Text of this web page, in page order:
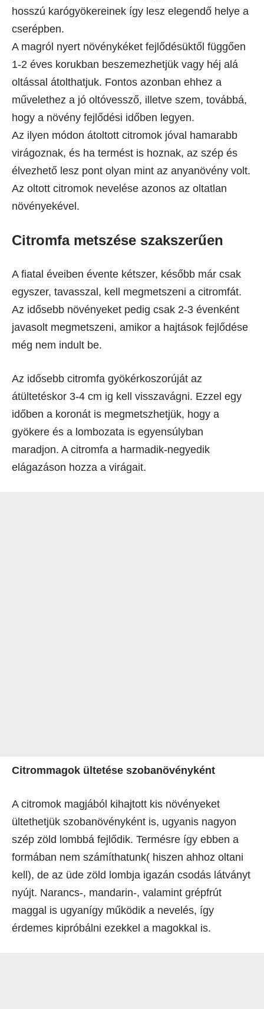
hosszú karógyökereinek így lesz elegendő helye a
cserépben.
A magról nyert növénykéket fejlődésüktől függően
1-2 éves korukban beszemezhetjük vagy héj alá
oltással átolthatjuk. Fontos azonban ehhez a
művelethez a jó oltóvessző, illetve szem, továbbá,
hogy a növény fejlődési időben legyen.
Az ilyen módon átoltott citromok jóval hamarabb
virágoznak, és ha termést is hoznak, az szép és
élvezhető lesz pont olyan mint az anyanövény volt.
Az oltott citromok nevelése azonos az oltatlan
növényekével.
Citromfa metszése szakszerűen
A fiatal éveiben évente kétszer, később már csak
egyszer, tavasszal, kell megmetszeni a citromfát.
Az idősebb növényeket pedig csak 2-3 évenként
javasolt megmetszeni, amikor a hajtások fejlődése
még nem indult be.
Az idősebb citromfa gyökérkoszorúját az
átültetéskor 3-4 cm ig kell visszavágni. Ezzel egy
időben a koronát is megmetszhetjük, hogy a
gyökere és a lombozata is egyensúlyban
maradjon. A citromfa a harmadik-negyedik
elágazáson hozza a virágait.
Citrommagok ültetése szobanövényként
A citromok magjából kihajtott kis növényeket
ültethetjük szobanövényként is, ugyanis nagyon
szép zöld lombbá fejlődik. Termésre így ebben a
formában nem számíthatunk( hiszen ahhoz oltani
kell), de az üde zöld lombja igazán csodás látványt
nyújt. Narancs-, mandarin-, valamint grépfrút
maggal is ugyanígy működik a nevelés, így
érdemes kipróbálni ezekkel a magokkal is.